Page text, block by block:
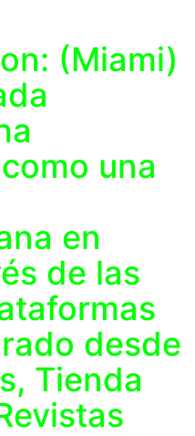
(Miami)
una
en
de las
desde
Tienda